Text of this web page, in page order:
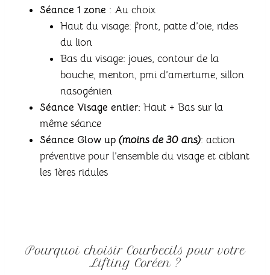
Séance 1 zone : Au choix
Haut du visage: front, patte d’oie, rides
du lion
Bas du visage: joues, contour de la
bouche, menton, pmi d’amertume, sillon
nasogénien
Séance Visage entier: Haut + Bas sur la
même séance
Séance Glow up (moins de 30 ans): action
préventive pour l’ensemble du visage et ciblant
les 1ères ridules
Pourquoi choisir Courbecils pour votre
Lifting Coréen ?